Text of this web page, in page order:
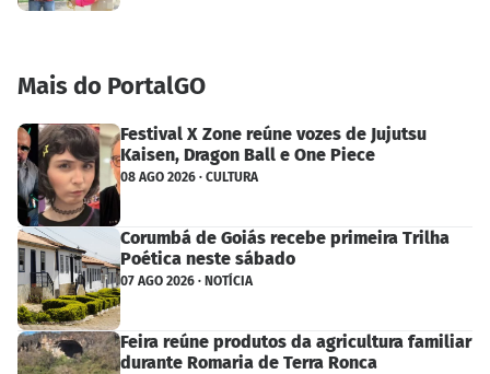
Mais do PortalGO
Festival X Zone reúne vozes de Jujutsu
Kaisen, Dragon Ball e One Piece
08 AGO 2026 · CULTURA
Corumbá de Goiás recebe primeira Trilha
Poética neste sábado
07 AGO 2026 · NOTÍCIA
Feira reúne produtos da agricultura familiar
durante Romaria de Terra Ronca